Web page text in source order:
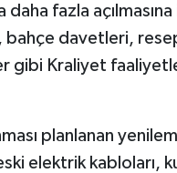
daha fazla
bahçe davetleri,
gibi Kraliyet
planlanan
elektrik kabloları,